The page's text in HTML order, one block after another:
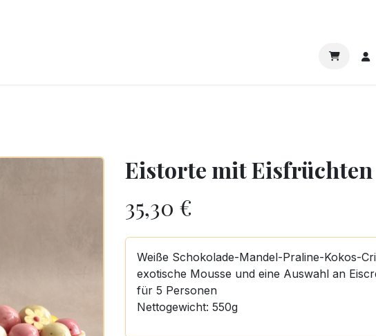
FIRMENGESCHENKE
Eistorte mit Eisfrüchten
35,30 €
Weiße Schokolade-Mandel-Praline-Kokos-
exotische Mousse und eine Auswahl an
für 5 Personen
Nettogewicht: 550g